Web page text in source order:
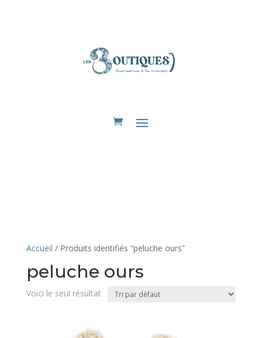
Accueil / Produits identifiés “peluche ours”
peluche ours
Voici le seul résultat